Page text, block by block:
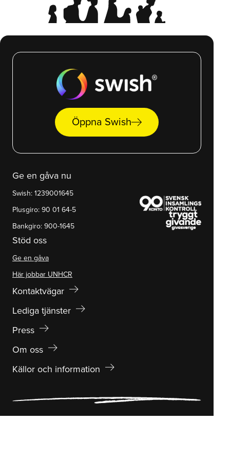
Öppna Swisharrow_right_alt
Ge en gåva nu
Swish: 1239001645
Plusgiro: 90 01 64-5
Bankgiro: 900-1645
Stöd oss
Ge en gåva
Här jobbar UNHCR
Kontaktvägar arrow_right_alt
Lediga tjänster arrow_right_alt
Press arrow_right_alt
Om oss arrow_right_alt
Källor och information arrow_right_alt